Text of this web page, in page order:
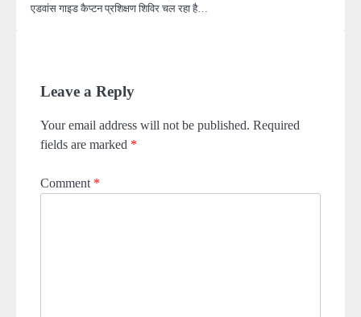
एडवांस गाइड कैप्टन प्रशिक्षण शिविर चल रहा है…
Leave a Reply
Your email address will not be published. Required
fields are marked *
Comment *